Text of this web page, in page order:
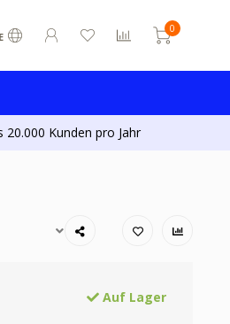
0
20.000 Kunden pro Jahr
Auf Lager